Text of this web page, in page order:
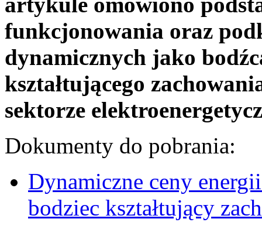
funkcjonowania oraz
dynamicznych jako
kształtującego
sektorze
Dokumenty do pobrania:
Dynamiczne ceny
bodziec kształtujący